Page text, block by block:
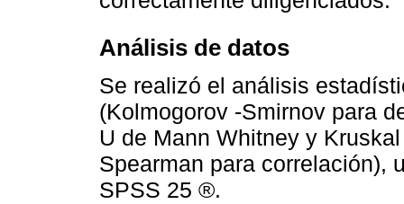
Análisis de datos
Se realizó el análisis
(Kolmogorov -Smirnov para
U de Mann Whitney y
Spearman para correlación),
SPSS 25 ®.